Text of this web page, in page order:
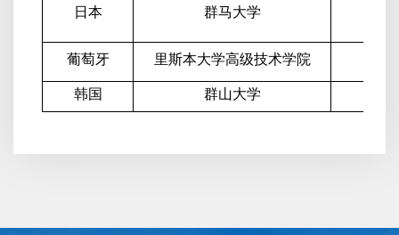
日本 群马大学
葡萄牙 里斯本大学高级技术学院
韩国 群山大学